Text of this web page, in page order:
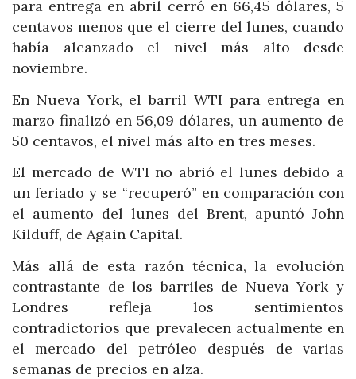
para entrega en abril cerró en 66,45 dólares, 5
centavos menos que el cierre del lunes, cuando
había alcanzado el nivel más alto desde
noviembre.
En Nueva York, el barril WTI para entrega en
marzo finalizó en 56,09 dólares, un aumento de
50 centavos, el nivel más alto en tres meses.
El mercado de WTI no abrió el lunes debido a
un feriado y se “recuperó” en comparación con
el aumento del lunes del Brent, apuntó John
Kilduff, de Again Capital.
Más allá de esta razón técnica, la evolución
contrastante de los barriles de Nueva York y
Londres refleja los sentimientos
contradictorios que prevalecen actualmente en
el mercado del petróleo después de varias
semanas de precios en alza.